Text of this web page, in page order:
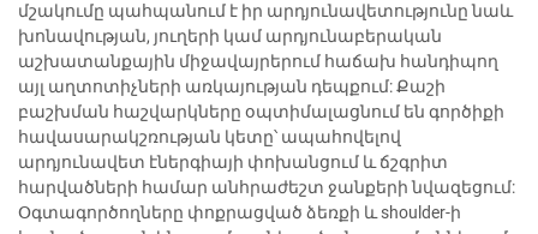
մշակումը պահպանում է իր արդյունավետությունը նաև
խոնավության, յուղերի կամ արդյունաբերական
աշխատանքային միջավայրերում հաճախ հանդիպող
այլ աղտոտիչների առկայության դեպքում: Քաշի
բաշխման հաշվարկները օպտիմալացնում են գործիքի
հավասարակշռության կետը՝ ապահովելով
արդյունավետ էներգիայի փոխանցում և ճշգրիտ
հարվածների համար անհրաժեշտ ջանքերի նվազեցում:
Օգտագործողները փոքրացված ձեռքի և shoulder-ի